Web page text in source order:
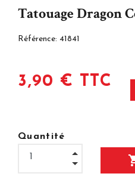
Tatouage Dragon
Référence: 41841
3,90 € TTC
Quantité